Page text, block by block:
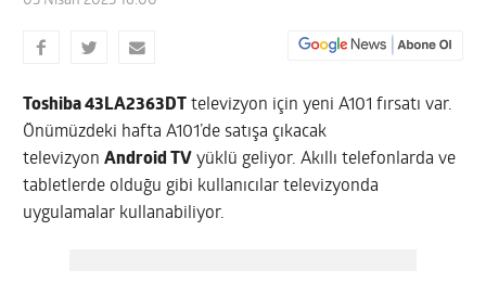
Toshiba 43LA2363DT
televizyon için yeni A101 fırsatı var.
Önümüzdeki hafta A101’de satışa çıkacak
televizyonAndroid TV yüklü geliyor. Akıllı telefonlarda ve
tabletlerde olduğu gibi kullanıcılar televizyonda
uygulamalar kullanabiliyor.